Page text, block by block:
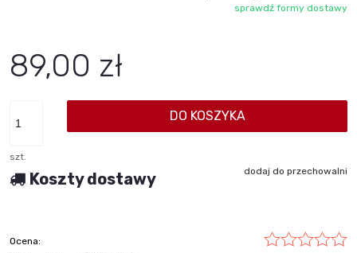
Cena nie zawiera ewentualnych kosztów płatnościsprawdź formy dostawy
89,00 zł
szt.
DO KOSZYKA
dodaj do przechowalni
Koszty dostawy
Ocena: